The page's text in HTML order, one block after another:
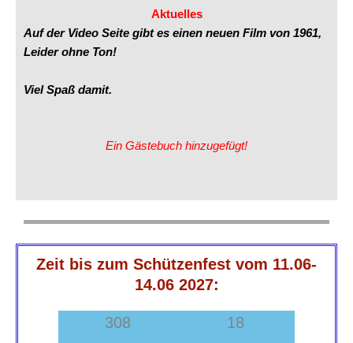
Aktuelles
Auf der Video Seite gibt es einen neuen Film von 1961,
Leider ohne Ton!
Viel Spaß damit.
Ein Gästebuch hinzugefügt!
Zeit bis zum Schützenfest vom 11.06-
14.06 2027:
308 18